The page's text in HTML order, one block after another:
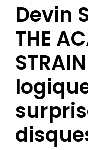
Devin
THE